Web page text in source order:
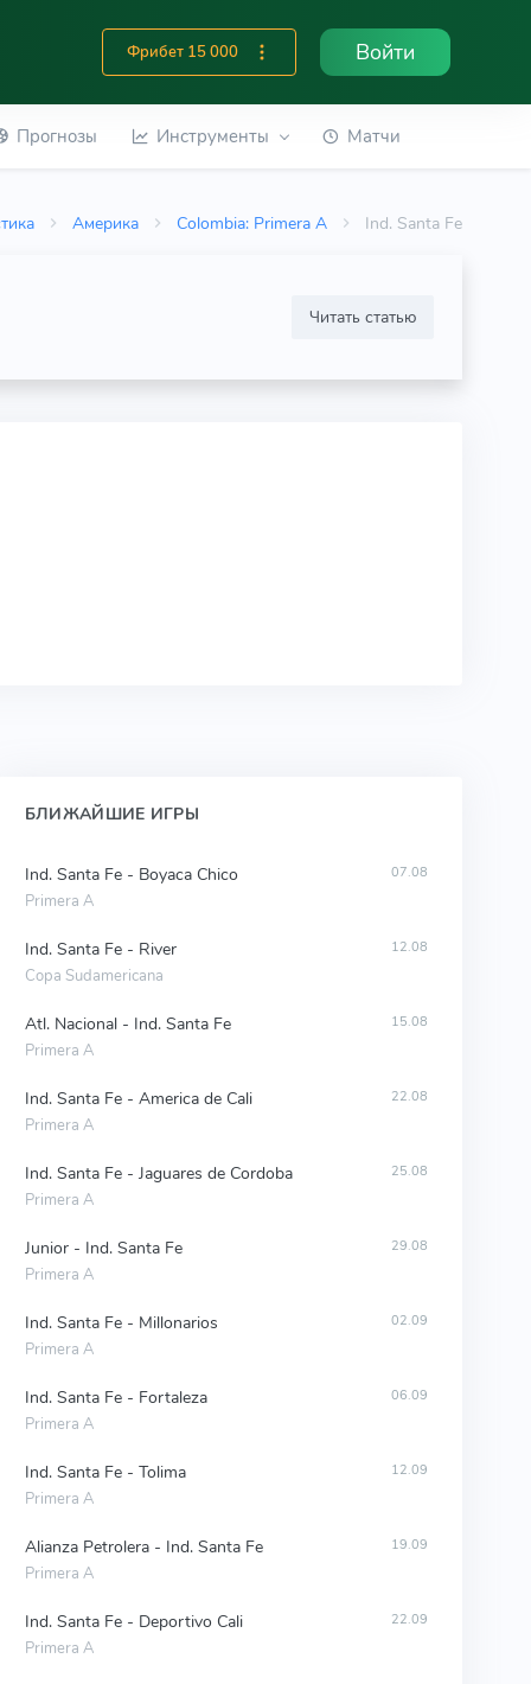
Фрибет 15 000 Войти
Прогнозы Инструменты Матчи
Америка Colombia: Primera A Ind. Santa Fe
Читать статью
БЛИЖАЙШИЕ ИГРЫ
Ind. Santa Fe - Boyaca Chico
Primera A
07.08
Ind. Santa Fe - River
Copa Sudamericana
12.08
Atl. Nacional - Ind. Santa Fe
Primera A
15.08
Ind. Santa Fe - America de Cali
Primera A
22.08
Ind. Santa Fe - Jaguares de Cordoba
Primera A
25.08
Junior - Ind. Santa Fe
Primera A
29.08
Ind. Santa Fe - Millonarios
Primera A
02.09
Ind. Santa Fe - Fortaleza
Primera A
06.09
Ind. Santa Fe - Tolima
Primera A
12.09
Alianza Petrolera - Ind. Santa Fe
Primera A
19.09
Ind. Santa Fe - Deportivo Cali
Primera A
22.09